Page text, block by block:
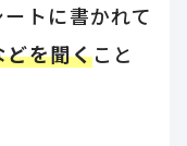
トに書かれて
どを聞くこと